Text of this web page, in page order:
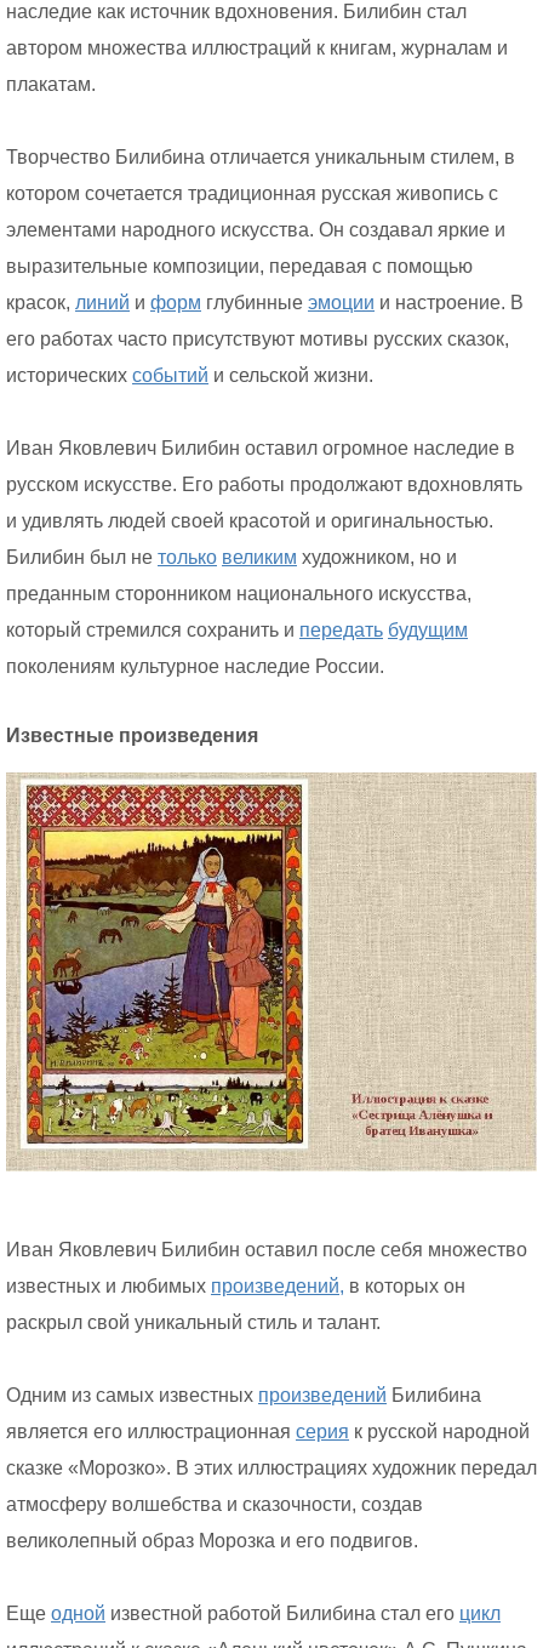
наследие как источник вдохновения. Билибин стал
автором множества иллюстраций к книгам, журналам и
плакатам.
Творчество Билибина отличается уникальным стилем, в
котором сочетается традиционная русская живопись с
элементами народного искусства. Он создавал яркие и
выразительные композиции, передавая с помощью
красок, линий и форм глубинные эмоции и настроение. В
его работах часто присутствуют мотивы русских сказок,
исторических событий и сельской жизни.
Иван Яковлевич Билибин оставил огромное наследие в
русском искусстве. Его работы продолжают вдохновлять
и удивлять людей своей красотой и оригинальностью.
Билибин был не только великим художником, но и
преданным сторонником национального искусства,
который стремился сохранить и передать будущим
поколениям культурное наследие России.
Известные произведения
Иван Яковлевич Билибин оставил после себя множество
известных и любимых произведений, в которых он
раскрыл свой уникальный стиль и талант.
Одним из самых известных произведений Билибина
является его иллюстрационная серия к русской народной
сказке «Морозко». В этих иллюстрациях художник передал
атмосферу волшебства и сказочности, создав
великолепный образ Морозка и его подвигов.
Еще одной известной работой Билибина стал его цикл